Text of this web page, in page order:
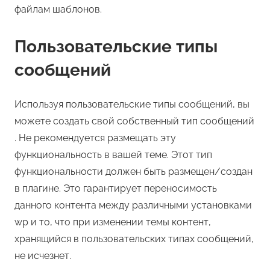
файлам шаблонов.
Пользовательские типы
сообщений
Используя пользовательские типы сообщений, вы
можете создать свой собственный тип сообщений
. Не рекомендуется размещать эту
функциональность в вашей теме. Этот тип
функциональности должен быть размещен/создан
в плагине. Это гарантирует переносимость
данного контента между различными установками
wp и то, что при изменении темы контент,
хранящийся в пользовательских типах сообщений,
не исчезнет.